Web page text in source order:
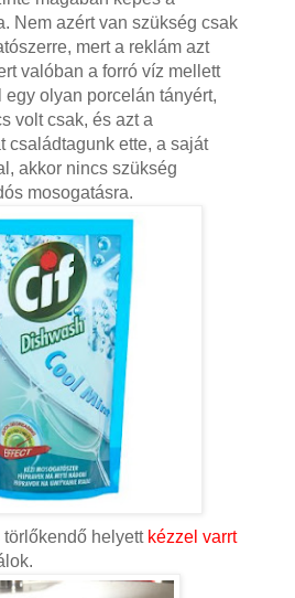
Nem azért van szükség csak
mert a reklám azt
valóban a forró víz mellett
olyan porcelán tányért,
volt csak, és azt a
családtagunk ette, a saját
akkor nincs szükség
mosogatásra.
helyett kézzel varrt